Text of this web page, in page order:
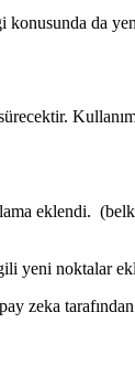
konusunda da
eklendi.
yeni noktalar
zeka